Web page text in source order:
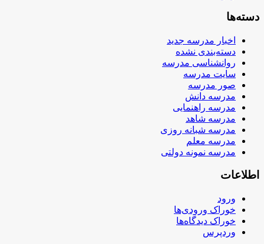
دسته‌ها
اخبار مدرسه جدید
دسته‌بندی نشده
روانشناسی مدرسه
سایت مدرسه
صور مدرسه
مدرسه دانش
مدرسه راهنمایی
مدرسه شاهد
مدرسه شبانه روزی
مدرسه معلم
مدرسه نمونه دولتی
اطلاعات
ورود
خوراک ورودی‌ها
خوراک دیدگاه‌ها
وردپرس